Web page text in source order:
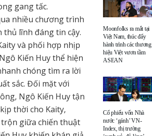
gang tấc.
nhiều chương trình
lĩnh đáng tin cậy.
và phối hợp nhịp
Kiến Huy thể hiện
chóng tìm ra lời
sắc. Đối mặt với
Ngô Kiến Huy tận
thời cho Kaity,
trộn giữa chiến thuật
Moonfolks ra mắt tại
Việt Nam, thúc đẩy
hành trình các thương
hiệu Việt vươn tầm
ASEAN
Cổ phiếu vốn Nhà
nước ‘gánh’ VN-
Index, thị trường